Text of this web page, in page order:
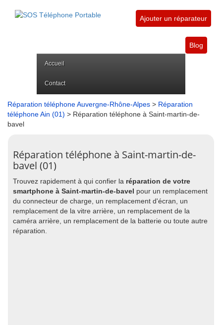
Ajouter un réparateur
Blog
Accueil
Contact
Réparation téléphone Auvergne-Rhône-Alpes > Réparation
téléphone Ain (01) > Réparation téléphone à Saint-martin-de-
bavel
Réparation téléphone à Saint-martin-de-
bavel (01)
Trouvez rapidement à qui confier la réparation de votre
smartphone à Saint-martin-de-bavel pour un remplacement
du connecteur de charge, un remplacement d'écran, un
remplacement de la vitre arrière, un remplacement de la
caméra arrière, un remplacement de la batterie ou toute autre
réparation.